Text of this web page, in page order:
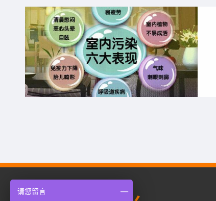
请您留言